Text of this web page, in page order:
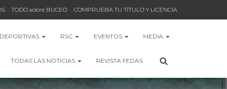
TODO sobre BUCEO COMPRUEBA TU TÍTULO Y LICENCIA
RSC EVENTOS MEDIA
TODAS LAS NOTICIAS REVISTA FEDAS